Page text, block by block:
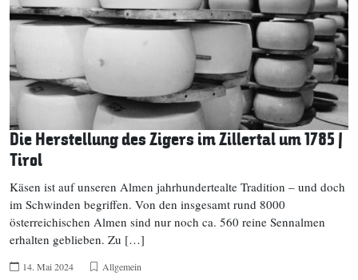
Die Herstellung des Zigers im Zillertal um 1785 |
Tirol
Käsen ist auf unseren Almen jahrhundertealte Tradition – und doch
im Schwinden begriffen. Von den insgesamt rund 8000
österreichischen Almen sind nur noch ca. 560 reine Sennalmen
erhalten geblieben. Zu […]
14. Mai 2024 Allgemein